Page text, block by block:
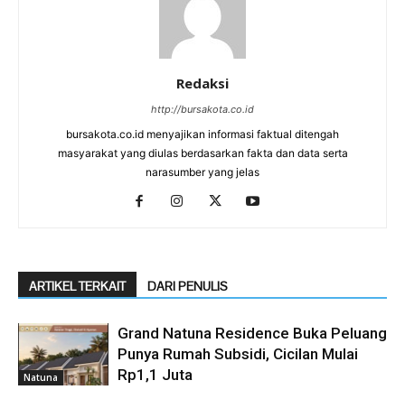
Redaksi
http://bursakota.co.id
bursakota.co.id menyajikan informasi faktual ditengah
masyarakat yang diulas berdasarkan fakta dan data serta
narasumber yang jelas
ARTIKEL TERKAIT DARI PENULIS
Natuna
Grand Natuna Residence Buka Peluang
Punya Rumah Subsidi, Cicilan Mulai
Rp1,1 Juta